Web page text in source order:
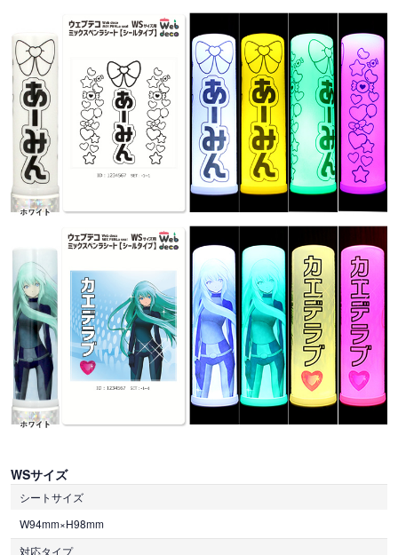
WSサイズ
シートサイズ
W94mm×H98mm
対応タイプ